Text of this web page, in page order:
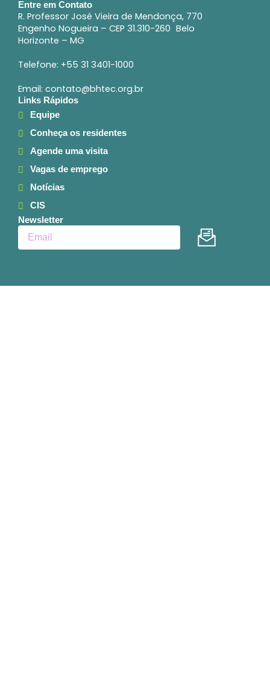
Entre em Contato
R. Professor José Vieira de Mendonça, 770
Engenho Nogueira – CEP 31.310-260 Belo
Horizonte – MG
Telefone: +55 31 3401-1000
Email: contato@bhtec.org.br
Links Rápidos
Equipe
Conheça os residentes
Agende uma visita
Vagas de emprego
Notícias
CIS
Newsletter
Enviar